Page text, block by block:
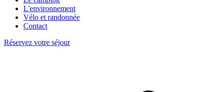
L'environnement
Vélo et randonnée
Contact
Réservez votre séjour